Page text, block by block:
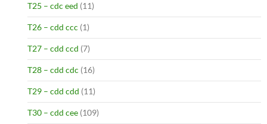
T25 – cdc eed (11)
T26 – cdd ccc (1)
T27 – cdd ccd (7)
T28 – cdd cdc (16)
T29 – cdd cdd (11)
T30 – cdd cee (109)